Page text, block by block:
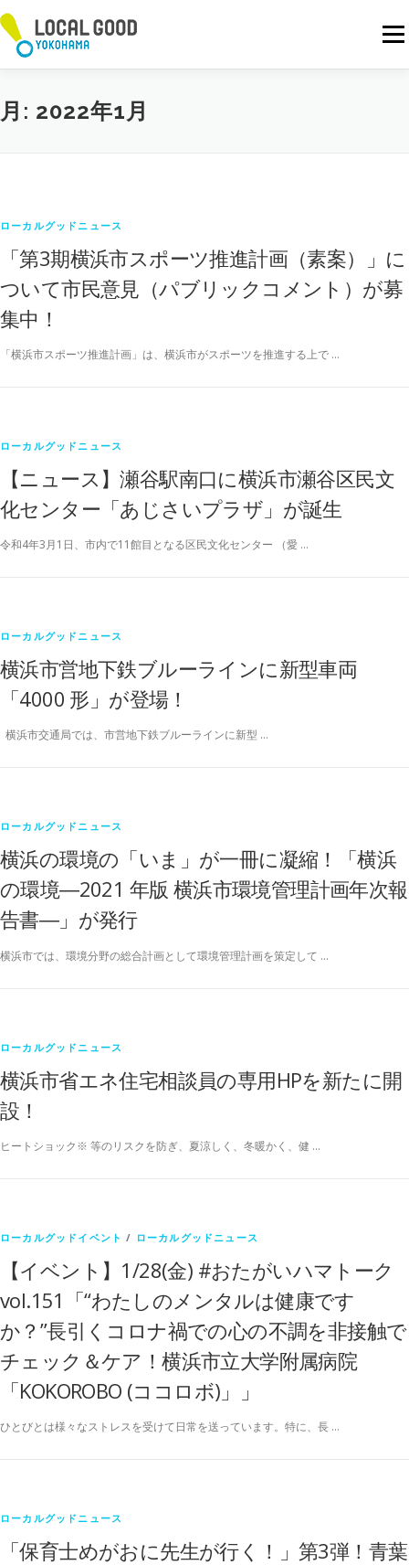
ン
へ
ス
メニ
月: 2022年1月
ローカルグッドニュース
「第3期横浜市スポーツ推進計画（素案）」に
ついて市民意見（パブリックコメント）が募
集中！
「横浜市スポーツ推進計画」は、横浜市がスポーツを推進する上で …
ローカルグッドニュース
【ニュース】瀬谷駅南口に横浜市瀬谷区民文
化センター「あじさいプラザ」が誕生
令和4年3月1日、市内で11館目となる区民文化センター （愛 …
ローカルグッドニュース
横浜市営地下鉄ブルーラインに新型車両
「4000 形」が登場！
横浜市交通局では、市営地下鉄ブルーラインに新型 …
ローカルグッドニュース
横浜の環境の「いま」が一冊に凝縮！「横浜
の環境―2021 年版 横浜市環境管理計画年次報
告書―」が発行
横浜市では、環境分野の総合計画として環境管理計画を策定して …
ローカルグッドニュース
横浜市省エネ住宅相談員の専用HPを新たに開
設！
ヒートショック※ 等のリスクを防ぎ、夏涼しく、冬暖かく、健 …
ローカルグッドイベント / ローカルグッドニュース
【イベント】1/28(金) #おたがいハマトーク
vol.151「“わたしのメンタルは健康です
か？”長引くコロナ禍での心の不調を非接触で
チェック＆ケア！横浜市立大学附属病院
「KOKOROBO (ココロボ)」」
ひとびとは様々なストレスを受けて日常を送っています。特に、長 …
ローカルグッドニュース
「保育士めがおに先生が行く！」第3弾！青葉